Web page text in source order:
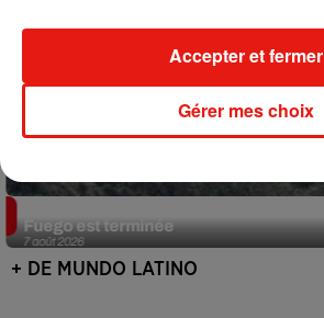
7 août 2026
Fuego est terminée
+ DE MUNDO LATINO
Gérer mes choix
Accepter et fermer